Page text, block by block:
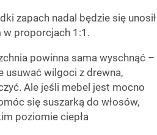
zapach nadal będzie się unosił
w proporcjach 1:1.
powinna sama wyschnąć –
usuwać wilgoci z drewna,
Ale jeśli mebel jest mocno
się suszarką do włosów,
poziomie ciepła